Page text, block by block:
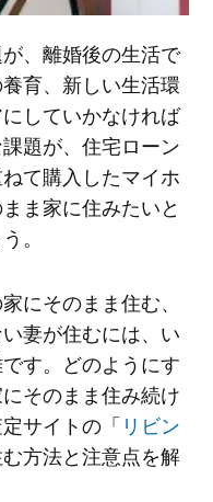
、離婚後の生活で
育、新しい生活環
していかなければ
題が、住宅ローン
て購入したマイホ
ま家に住みたいと
。
にそのまま住む、
妻が住むには、い
す。どのようにす
そのまま住み続け
サイトの「リビン
方法と注意点を解